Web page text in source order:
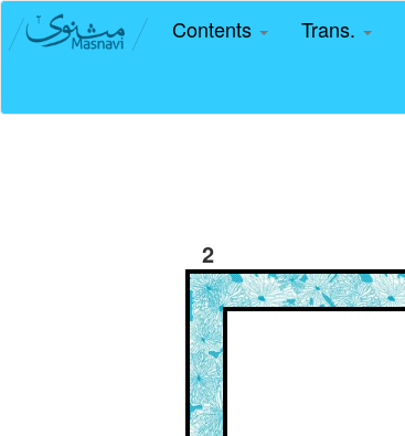
Contents Trans.
2